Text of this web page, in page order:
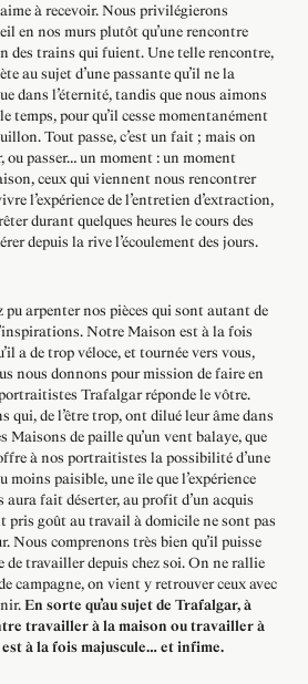
à recevoir. Nous privilégierons
en nos murs plutôt qu’une rencontre
des trains qui fuient. Une telle rencontre,
au sujet d’une passante qu’il ne la
dans l’éternité, tandis que nous aimons
temps, pour qu’il cesse momentanément
Tout passe, c’est un fait ; mais on
ou passer… un moment : un moment
ceux qui viennent nous rencontrer
l’expérience de l’entretien d’extraction,
durant quelques heures le cours des
depuis la rive l’écoulement des jours.
pu arpenter nos pièces qui sont autant de
Notre Maison est à la fois
a de trop véloce, et tournée vers vous,
nous donnons pour mission de faire en
portraitistes Trafalgar réponde le vôtre.
qui, de l’être trop, ont dilué leur âme dans
Maisons de paille qu’un vent balaye, que
à nos portraitistes la possibilité d’une
moins paisible, une île que l’expérience
fait déserter, au profit d’un acquis
pris goût au travail à domicile ne sont pas
Nous comprenons très bien qu’il puisse
de travailler depuis chez soi. On ne rallie
campagne, on vient y retrouver ceux avec
En sorte qu’au sujet de Trafalgar, à
travailler à la maison ou travailler à
à la fois majuscule… et infime.